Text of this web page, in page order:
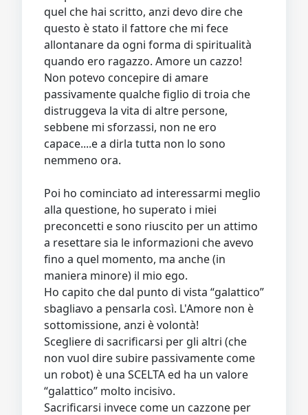
quel che hai scritto, anzi devo dire che
questo è stato il fattore che mi fece
allontanare da ogni forma di spiritualità
quando ero ragazzo. Amore un cazzo!
Non potevo concepire di amare
passivamente qualche figlio di troia che
distruggeva la vita di altre persone,
sebbene mi sforzassi, non ne ero
capace....e a dirla tutta non lo sono
nemmeno ora.
Poi ho cominciato ad interessarmi meglio
alla questione, ho superato i miei
preconcetti e sono riuscito per un attimo
a resettare sia le informazioni che avevo
fino a quel momento, ma anche (in
maniera minore) il mio ego.
Ho capito che dal punto di vista “galattico”
sbagliavo a pensarla così. L'Amore non è
sottomissione, anzi è volontà!
Scegliere di sacrificarsi per gli altri (che
non vuol dire subire passivamente come
un robot) è una SCELTA ed ha un valore
“galattico” molto incisivo.
Sacrificarsi invece come un cazzone per